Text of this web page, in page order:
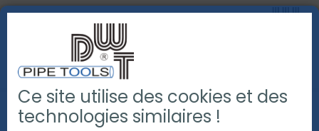
PRODUITS
COUPE ET CHANFREINAGE DE TUBE
EXACT COUPE TUBE
LAMES DE SCIE CIRCULAIRE
Ce site utilise des cookies et des
technologies similaires !